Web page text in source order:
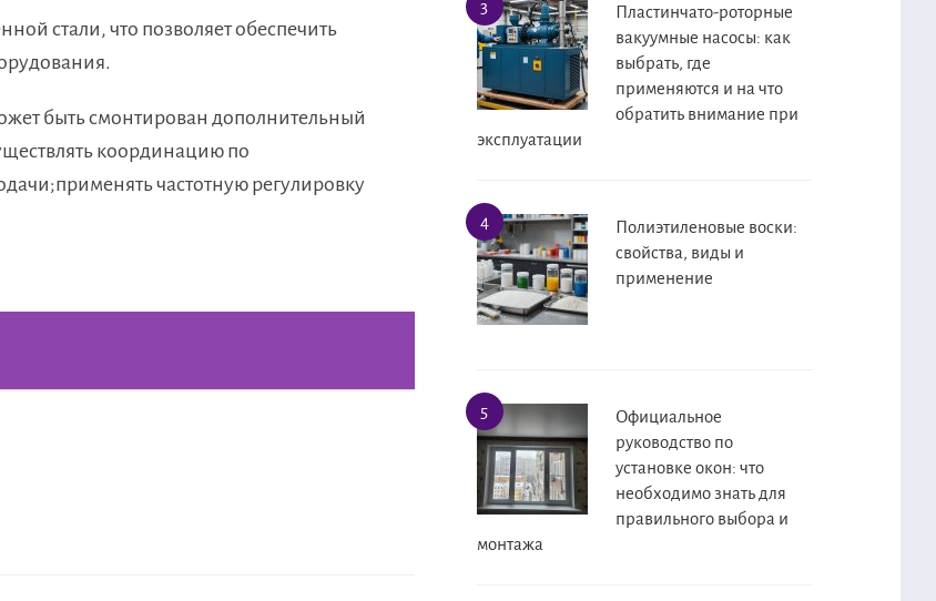
стали, что позволяет обеспечить
быть смонтирован дополнительный
координацию по
частотную регулировку
Пластинчато-роторные
вакуумные насосы: как
выбрать, где
применяются и на что
обратить внимание при
эксплуатации
Полиэтиленовые воски:
свойства, виды и
применение
Официальное
руководство по
установке окон: что
необходимо знать для
правильного выбора и
монтажа